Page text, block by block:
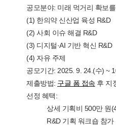
공모분야: 미래 먹거리 확보
(1) 한의약 신산업 육성 R&D
(2) 사회 이슈 해결 R&D
(3) 디지털·AI 기반 혁신 R&D
(4) 자유 주제
공모기간: 2025. 9. 24.(수) ~
제출방법: 구글 폼 접속 후 지
선정 혜택:
상세 기획비 500만 원
R&D 기획 워크숍 참가